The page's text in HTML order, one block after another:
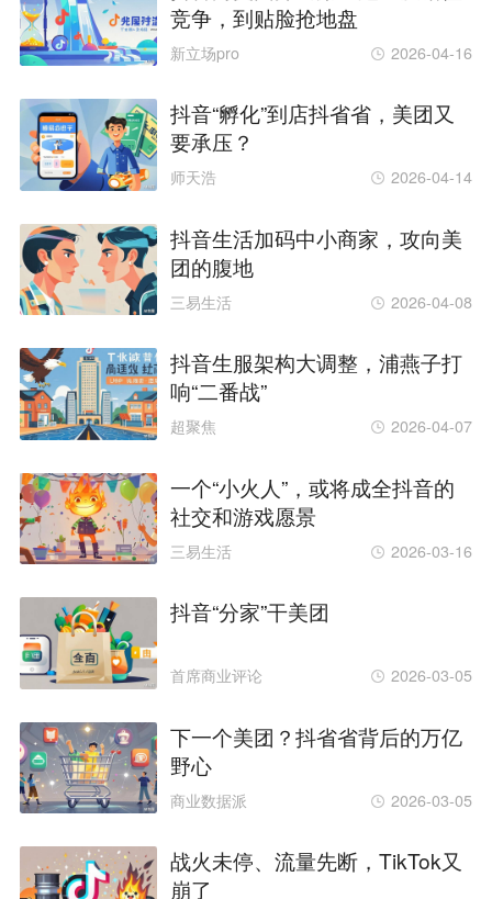
竞争，到贴脸抢地盘
新立场pro 2026-04-16
抖音“孵化”到店抖省省，美团又
要承压？
师天浩 2026-04-14
抖音生活加码中小商家，攻向美
团的腹地
三易生活 2026-04-08
抖音生服架构大调整，浦燕子打
响“二番战”
超聚焦 2026-04-07
一个“小火人”，或将成全抖音的
社交和游戏愿景
三易生活 2026-03-16
抖音“分家”干美团
首席商业评论 2026-03-05
下一个美团？抖省省背后的万亿
野心
商业数据派 2026-03-05
战火未停、流量先断，TikTok又
崩了